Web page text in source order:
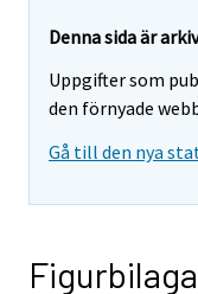
Denna sida är
Uppgifter som
den förnyade
Gå till den nya